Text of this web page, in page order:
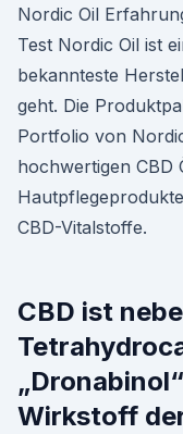
Nordic Oil
Test Nordic Oil ist
bekannteste
geht. Die
Portfolio von
hochwertigen CBD
CBD-Vitalstoffe.
CBD ist
Wirkstoff